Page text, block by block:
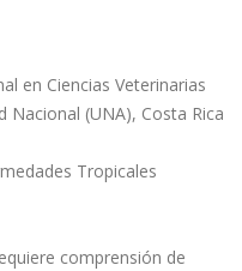
en Ciencias Veterinarias
Nacional (UNA), Costa Rica
Tropicales
comprensión de